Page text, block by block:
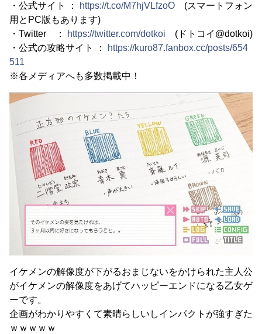
・公式サイト ：
https://t.co/M7hjVLfzoO (スマートフォン
用とPC版もあります)
・Twitter ：
https://twitter.com/dotkoi (ドトコイ@dotkoi)
・公式の攻略サイト ：
https://kuro87.fanbox.cc/posts/654
511
※各メディアへも多数掲載中！
イケメンの解像度が下がるおまじないをかけられた主人公
がイケメンの解像度をあげてハッピーエンドになる乙女ゲ
ーです。
企画がわかりやすくて素晴らしいしインパクトが強すぎた
ｗｗｗｗｗ